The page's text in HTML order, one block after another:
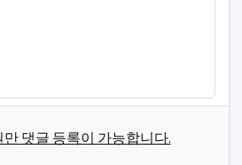
댓글 등록이 가능합니다.